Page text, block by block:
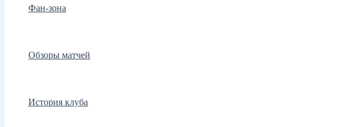
Фан-зона
Обзоры матчей
История клуба